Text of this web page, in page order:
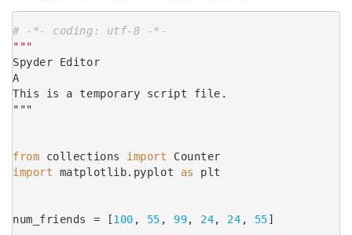
# -*- coding: utf-8 -*-
"""
Spyder Editor
A
This is a temporary script file.
"""
from collections import Counter
import matplotlib.pyplot as plt
num_friends = [100 , 55 , 99, 24, 24 , 55]